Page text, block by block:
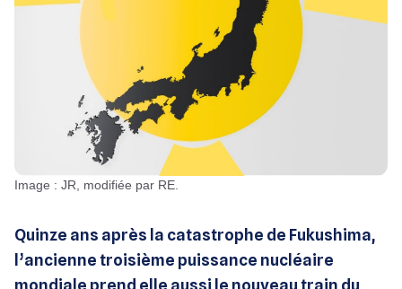
Image : JR, modifiée par RE.
Quinze ans après la catastrophe de Fukushima,
l’ancienne troisième puissance nucléaire
mondiale prend elle aussi le nouveau train du